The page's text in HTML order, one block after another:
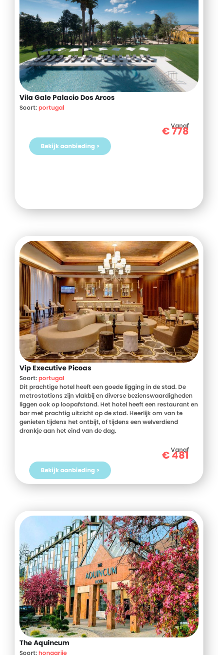
Vila Gale Palacio Dos Arcos
Soort:portugal
Vanaf
€778
Bekijk aanbieding >
Vip Executive Picoas
Soort:portugal
Dit prachtige hotel heeft een goede ligging in de stad. De
metrostations zijn vlakbij en diverse bezienswaardigheden
liggen ook op loopafstand. Het hotel heeft een restaurant en
bar met prachtig uitzicht op de stad. Heerlijk om van te
genieten tijdens het ontbijt, of tijdens een welverdiend
drankje aan het eind van de dag.
Vanaf
€481
Bekijk aanbieding >
The Aquincum
Soort:hongarije